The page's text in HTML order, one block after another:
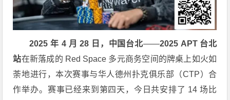
2025 年 4 月 28 日，中国台北——2025 APT 台北
站在新落成的 Red Space 多元商务空间的牌桌上如火如
荼地进行，本次赛事与华人德州扑克俱乐部（CTP）合
作举办。赛事已经来到第四天，今日共安排了 14 场比